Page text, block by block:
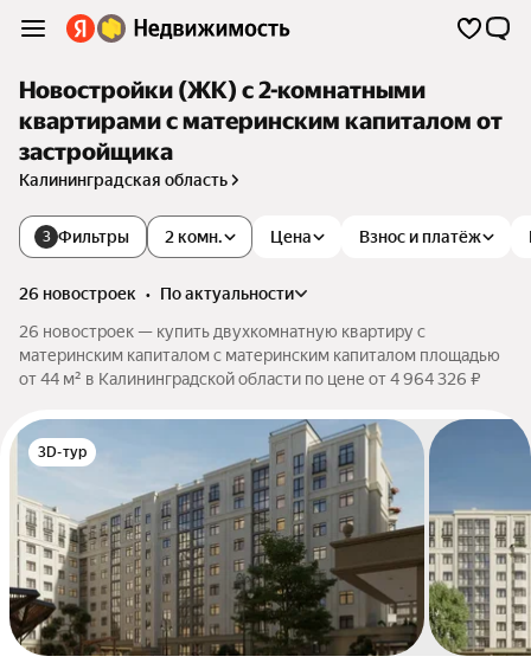
Новостройки (ЖК) с 2-комнатными
квартирами с материнским капиталом от
застройщика
Калининградская область
3 Фильтры Цена Взнос и платёж
2 комн.
26 новостроек •
по актуальности
26 новостроек — купить двухкомнатную квартиру с
материнским капиталом с материнским капиталом площадью
от 44 м² в Калининградской области по цене от 4 964 326 ₽
3D-тур